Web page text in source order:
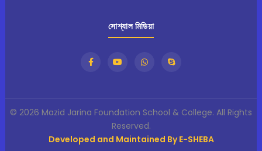
সোশ্যাল মিডিয়া
© 2026 Mazid Jarina Foundation School & College. All Rights
Reserved.
Developed and Maintained By E-SHEBA